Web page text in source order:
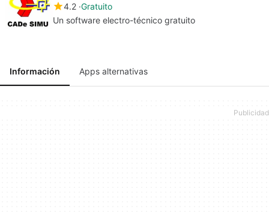
4.2 Gratuito
Un software electro-técnico gratuito
Información Apps alternativas